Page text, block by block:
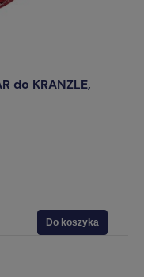
do KRANZLE,
Do koszyka